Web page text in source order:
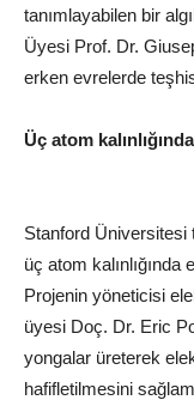
tanımlayabilen bir
Üyesi Prof. Dr.
erken evrelerde
Üç atom
Stanford Üniversitesi
üç atom kalınlığında
Projenin yöneticisi
üyesi Doç. Dr. Eric
yongalar üreterek
hafifletilmesini